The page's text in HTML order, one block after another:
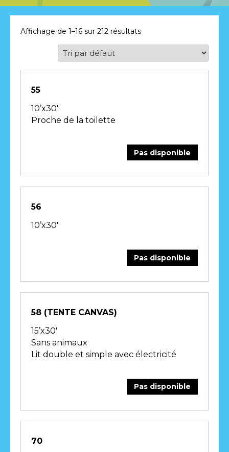
Affichage de 1–16 sur 212 résultats
55
10’x30′
Proche de la toilette
Pas disponible
56
10’x30′
Pas disponible
58 (TENTE CANVAS)
15’x30′
Sans animaux
Lit double et simple avec électricité
Pas disponible
70
CONTACT